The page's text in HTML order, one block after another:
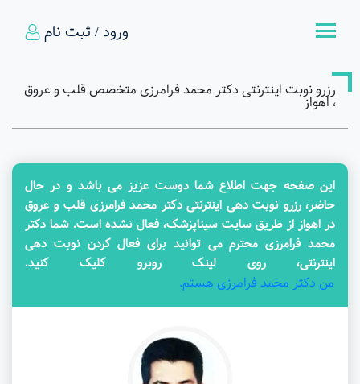
ورود / ثبت نام
رزرو نوبت اینترنتی دکتر محمد فرامرزی متخصص قلب و عروق
، اهواز
این صفحه جهت اطلاع شما دوست عزیز می باشد و در حال
حاضر، رزرو نوبت دهی اینترنتی دکتر محمد فرامرزی قلب و عروق
در اهواز از طریق سایت سیناپزشک، فعال نشده است. شما دکتر
محمد فرامرزی محترم می توانید برای فعال کردن نوبت دهی
اینترنتی، روی لینک روبرو کلیک کنید.
من دکتر محمد فرامرزی هستم.